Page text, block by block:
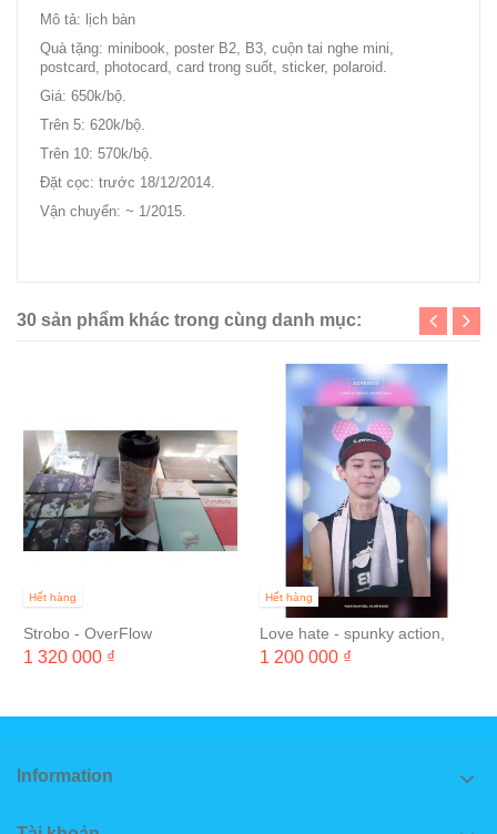
Mô tả: lịch bàn
Quà tặng: minibook, poster B2, B3, cuộn tai nghe mini,
postcard, photocard, card trong suốt, sticker, polaroid.
Giá: 650k/bộ.
Trên 5: 620k/bộ.
Trên 10: 570k/bộ.
Đặt cọc: trước 18/12/2014.
Vận chuyển: ~ 1/2015.
30 sản phẩm khác trong cùng danh mục:
Hết hàng
Strobo - OverFlow
1 320 000 ₫
Hết hàng
Love hate - spunky action,
baby!
1 200 000 ₫
Information